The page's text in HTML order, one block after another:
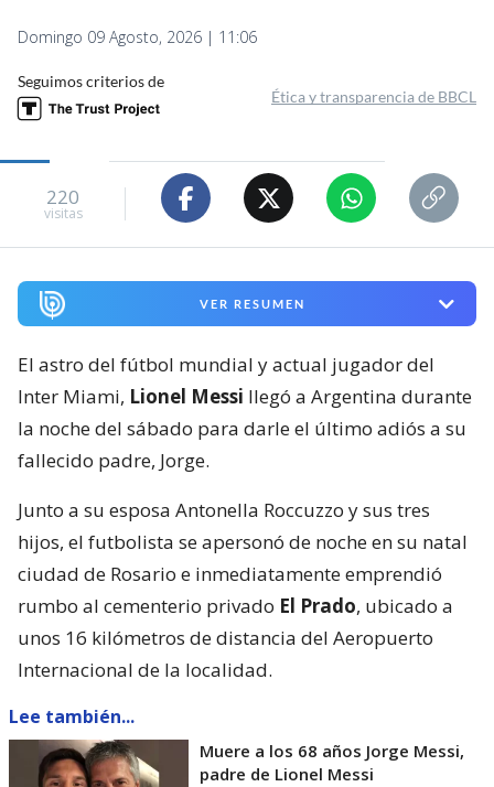
Domingo 09 Agosto, 2026 | 11:06
Seguimos criterios de
Ética y transparencia de BBCL
220
visitas
VER RESUMEN
El astro del fútbol mundial y actual jugador del
Inter Miami, Lionel Messi llegó a Argentina durante
la noche del sábado para darle el último adiós a su
fallecido padre, Jorge.
Junto a su esposa Antonella Roccuzzo y sus tres
hijos, el futbolista se apersonó de noche en su natal
ciudad de Rosario e inmediatamente emprendió
rumbo al cementerio privado El Prado, ubicado a
unos 16 kilómetros de distancia del Aeropuerto
Internacional de la localidad.
Lee también...
Muere a los 68 años Jorge Messi,
padre de Lionel Messi